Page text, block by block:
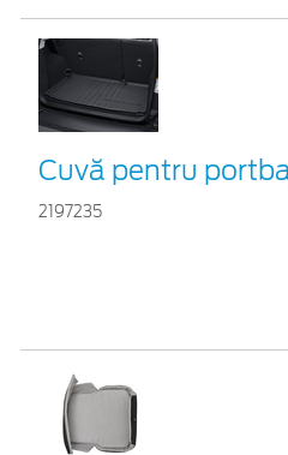
Cuvă pentru
2197235